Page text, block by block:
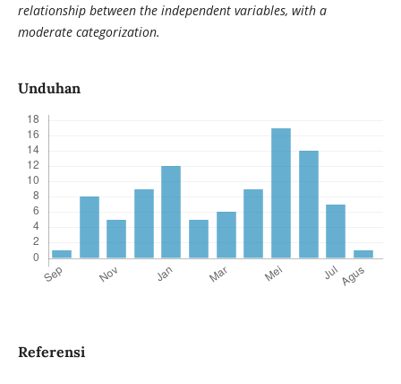
relationship between the independent variables, with a
moderate categorization.
Unduhan
Referensi